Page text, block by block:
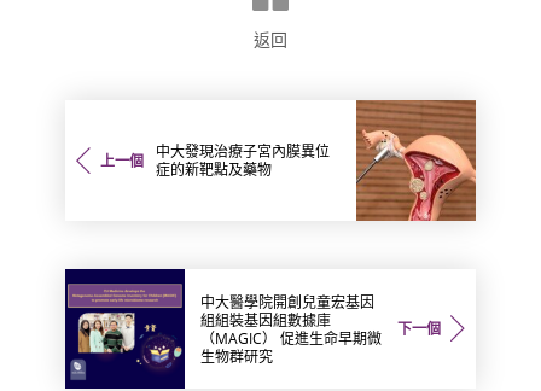
返回
上一個
中大發現治療子宮內膜異位
症的新靶點及藥物
下一個
中大醫學院開創兒童宏基因
組組裝基因組數據庫
（MAGIC） 促進生命早期微
生物群研究